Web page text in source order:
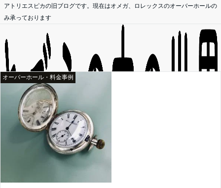
アトリエスピカの旧ブログです。現在はオメガ、ロレックスのオーバーホールの
み承っております
オーバーホール・料金事例